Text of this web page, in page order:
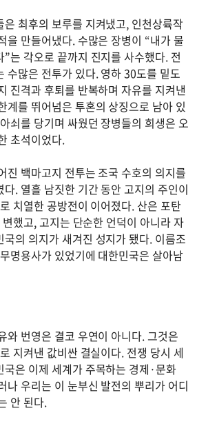
최후의 보루를 지켜냈고, 인천상륙작
을 만들어냈다. 수많은 장병이 “내가 물
는 각오로 끝까지 진지를 사수했다. 전
수많은 전투가 있다. 영하 30도를 밑도
진격과 후퇴를 반복하며 자유를 지켜낸
계를 뛰어넘은 투혼의 상징으로 남아 있
쇠를 당기며 싸웠던 장병들의 희생은 오
초석이었다.
진 백마고지 전투는 조국 수호의 의지를
. 열흘 남짓한 기간 동안 고지의 주인이
치열한 공방전이 이어졌다. 산은 포탄
했고, 고지는 단순한 언덕이 아니라 자
의 의지가 새겨진 성지가 됐다. 이름조
명용사가 있었기에 대한민국은 살아남
와 번영은 결코 우연이 아니다. 그것은
지켜낸 값비싼 결실이다. 전쟁 당시 세
국은 이제 세계가 주목하는 경제·문화
나 우리는 이 눈부신 발전의 뿌리가 어디
안 된다.